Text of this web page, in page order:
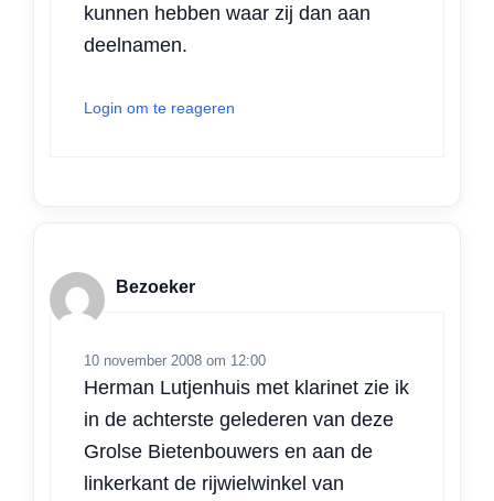
kunnen hebben waar zij dan aan
deelnamen.
Login om te reageren
Bezoeker
10 november 2008 om 12:00
Herman Lutjenhuis met klarinet zie ik
in de achterste gelederen van deze
Grolse Bietenbouwers en aan de
linkerkant de rijwielwinkel van